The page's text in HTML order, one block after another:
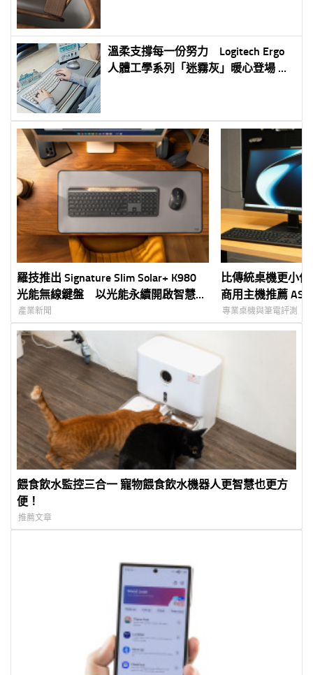
溫柔支撐每一份努力 Logitech Ergo
人體工學系列「迷霧灰」暖心登場 女
羅技推出 Signature Slim Solar+ K980
光能無線鍵盤 以光能永續開啟智慧新
時代 光能充電 × AI 快捷鍵 × 多裝置切
換 打造高效永不斷電的工作體驗
產業新聞
比傳統桌機更小
商用主機推薦
Mini
專業桌機與筆電評測
餵食飲水監控三合一 寵物餵食飲水機器人更智慧也更方
便！
推薦文章